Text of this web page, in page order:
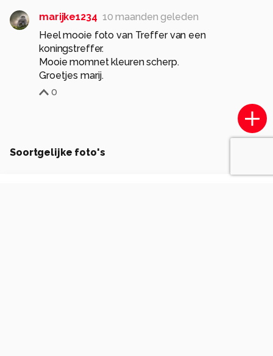
marijke1234 10 maanden geleden
Heel mooie foto van Treffer van een
koningstreffer.
Mooie momnet kleuren scherp.
Groetjes marij.
0
Soortgelijke foto's